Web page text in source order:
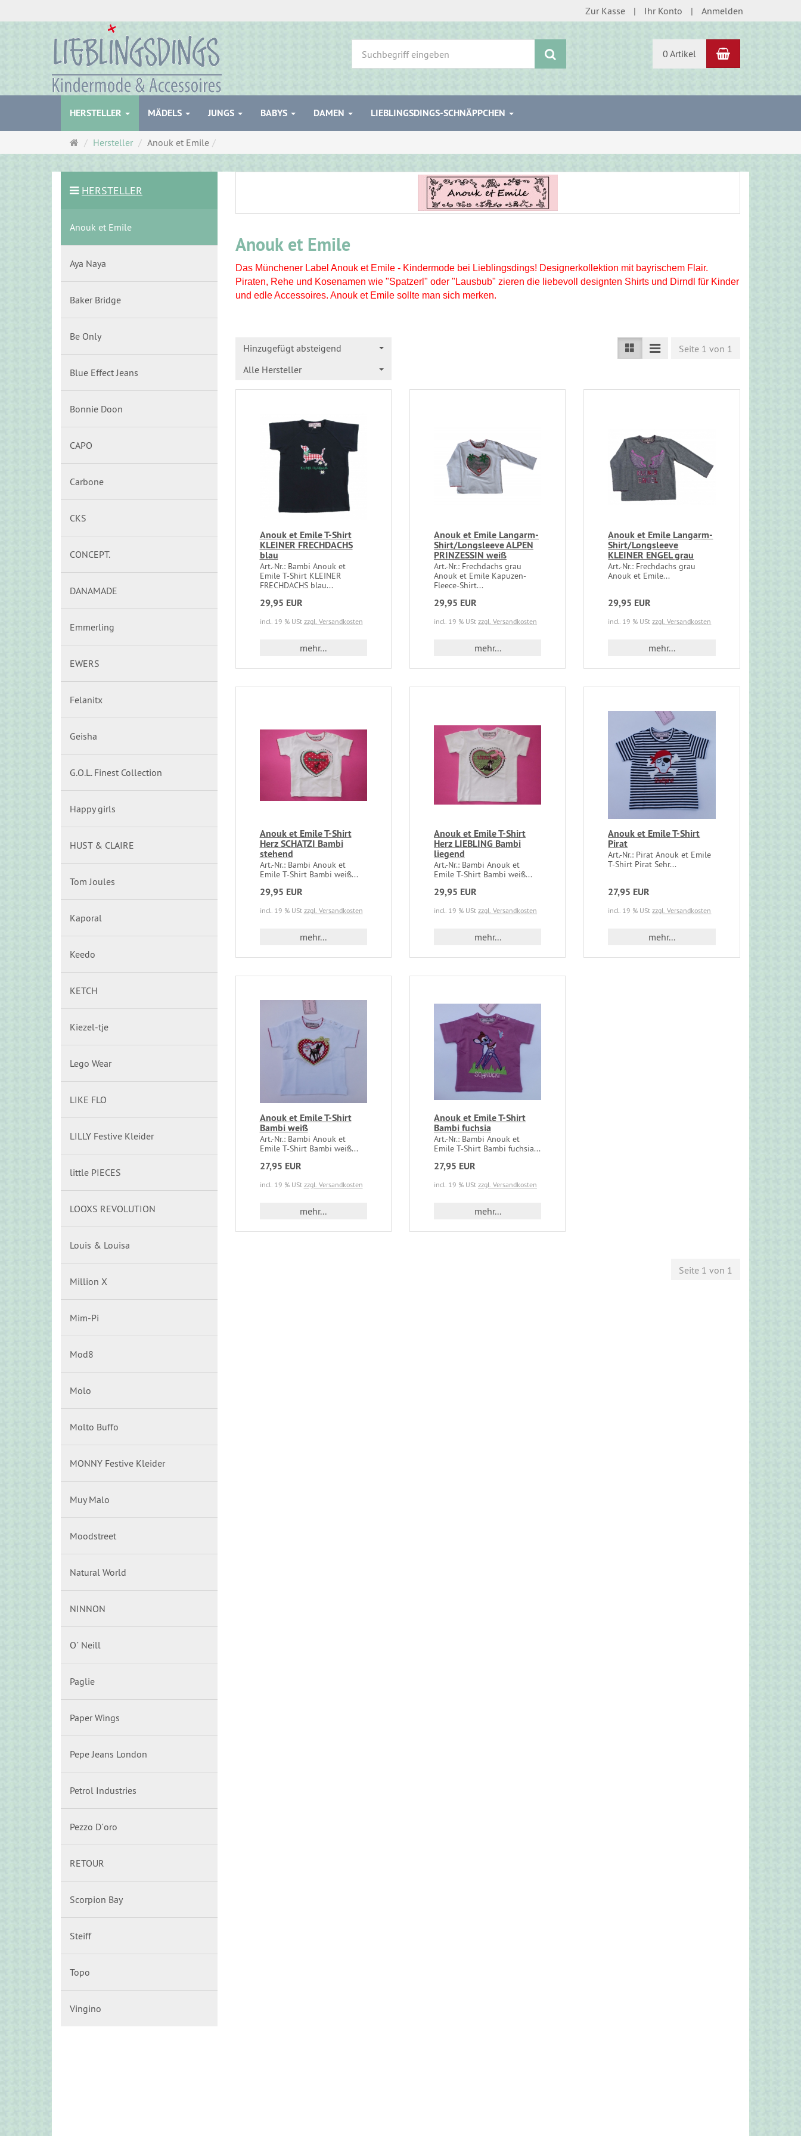
Zur Kasse Ihr Konto Anmelden
0 Artikel Warenkorb
HERSTELLER MÄDELS JUNGS BABYS DAMEN LIEBLINGSDINGS-SCHNÄPPCHEN
Startseite
Hersteller Anouk et Emile
Anouk et Emile
Das Münchener Label Anouk et Emile - Kindermode bei Lieblingsdings! Designerkollektion mit bayrischem Flair.
Piraten, Rehe und Kosenamen wie "Spatzerl" oder "Lausbub" zieren die liebevoll designten Shirts und Dirndl für Kinder
und edle Accessoires. Anouk et Emile sollte man sich merken.
Hinzugefügt absteigend
Alle Hersteller
Seite 1 von 1
Anouk et Emile T-Shirt
KLEINER FRECHDACHS
blau
Art.-Nr.: Bambi Anouk et
Emile T-Shirt KLEINER
FRECHDACHS blau...
29,95 EUR
incl. 19 % USt zzgl. Versandkosten
mehr...
Anouk et Emile Langarm-
Shirt/Longsleeve ALPEN
PRINZESSIN weiß
Art.-Nr.: Frechdachs grau
Anouk et Emile Kapuzen-
Fleece-Shirt...
29,95 EUR
incl. 19 % USt zzgl. Versandkosten
mehr...
Anouk et Emile Langarm-
Shirt/Longsleeve
KLEINER ENGEL grau
Art.-Nr.: Frechdachs grau
Anouk et Emile...
29,95 EUR
incl. 19 % UStzzgl. Versandkosten
mehr...
Anouk et Emile T-Shirt
Herz SCHATZI Bambi
stehend
Art.-Nr.: Bambi Anouk et
Emile T-Shirt Bambi weiß...
29,95 EUR
incl. 19 % USt zzgl. Versandkosten
mehr...
Anouk et Emile T-Shirt
Herz LIEBLING Bambi
liegend
Art.-Nr.: Bambi Anouk et
Emile T-Shirt Bambi weiß...
29,95 EUR
incl. 19 % USt zzgl. Versandkosten
mehr...
Anouk et Emile T-Shirt
Pirat
Art.-Nr.: Pirat Anouk et Emile
T-Shirt Pirat Sehr...
27,95 EUR
incl. 19 % UStzzgl. Versandkosten
mehr...
Anouk et Emile T-Shirt
Bambi weiß
Art.-Nr.: Bambi Anouk et
Emile T-Shirt Bambi weiß...
27,95 EUR
incl. 19 % USt zzgl. Versandkosten
mehr...
Anouk et Emile T-Shirt
Bambi fuchsia
Art.-Nr.: Bambi Anouk et
Emile T-Shirt Bambi fuchsia...
27,95 EUR
incl. 19 % USt zzgl. Versandkosten
mehr...
Seite 1 von 1
HERSTELLER
Anouk et Emile
Aya Naya
Baker Bridge
Be Only
Blue Effect Jeans
Bonnie Doon
CAPO
Carbone
CKS
CONCEPT.
DANAMADE
Emmerling
EWERS
Felanitx
Geisha
G.O.L. Finest Collection
Happy girls
HUST & CLAIRE
Tom Joules
Kaporal
Keedo
KETCH
Kiezel-tje
Lego Wear
LIKE FLO
LILLY Festive Kleider
little PIECES
LOOXS REVOLUTION
Louis & Louisa
Million X
Mim-Pi
Mod8
Molo
Molto Buffo
MONNY Festive Kleider
Muy Malo
Moodstreet
Natural World
NINNON
O´ Neill
Paglie
Paper Wings
Pepe Jeans London
Petrol Industries
Pezzo D´oro
RETOUR
Scorpion Bay
Steiff
Topo
Vingino